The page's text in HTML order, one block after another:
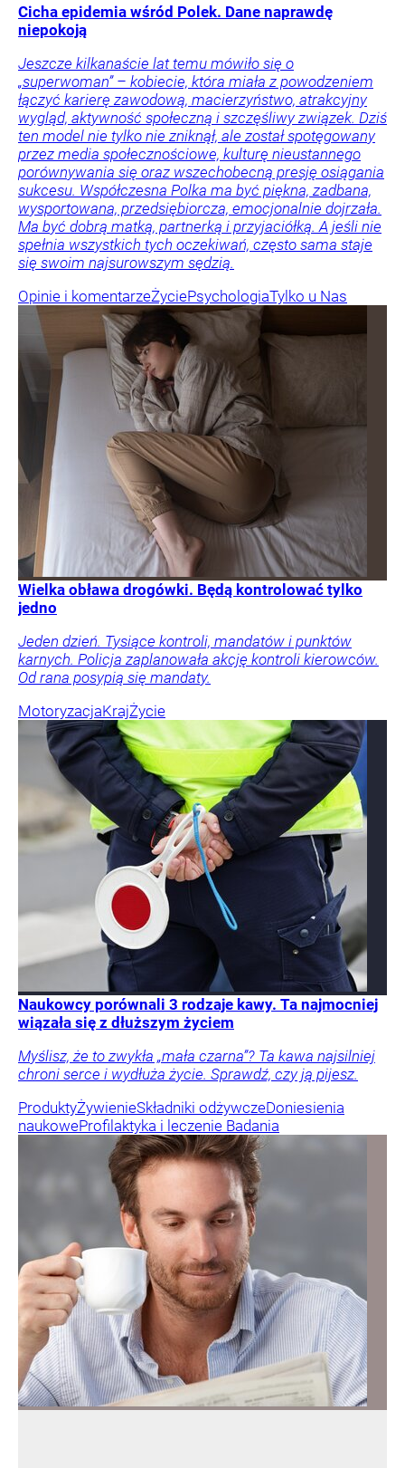
Cicha epidemia wśród Polek. Dane naprawdę
niepokoją
Jeszcze kilkanaście lat temu mówiło się o
„superwoman” – kobiecie, która miała z powodzeniem
łączyć karierę zawodową, macierzyństwo, atrakcyjny
wygląd, aktywność społeczną i szczęśliwy związek. Dziś
ten model nie tylko nie zniknął, ale został spotęgowany
przez media społecznościowe, kulturę nieustannego
porównywania się oraz wszechobecną presję osiągania
sukcesu. Współczesna Polka ma być piękna, zadbana,
wysportowana, przedsiębiorcza, emocjonalnie dojrzała.
Ma być dobrą matką, partnerką i przyjaciółką. A jeśli nie
spełnia wszystkich tych oczekiwań, często sama staje
się swoim najsurowszym sędzią.
Opinie i komentarzeŻyciePsychologiaTylko u Nas
Wielka obława drogówki. Będą kontrolować tylko
jedno
Jeden dzień. Tysiące kontroli, mandatów i punktów
karnych. Policja zaplanowała akcję kontroli kierowców.
Od rana posypią się mandaty.
MotoryzacjaKrajŻycie
Naukowcy porównali 3 rodzaje kawy. Ta najmocniej
wiązała się z dłuższym życiem
Myślisz, że to zwykła „mała czarna”? Ta kawa najsilniej
chroni serce i wydłuża życie. Sprawdź, czy ją pijesz.
ProduktyŻywienieSkładniki odżywczeDoniesienia
naukoweProfilaktyka i leczenie Badania